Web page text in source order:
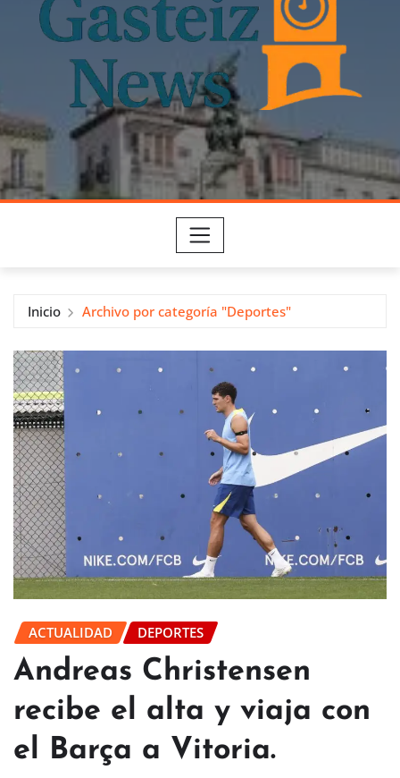
Inicio Archivo por categoría "Deportes"
ACTUALIDAD DEPORTES
Andreas Christensen
recibe el alta y viaja con
el Barça a Vitoria.